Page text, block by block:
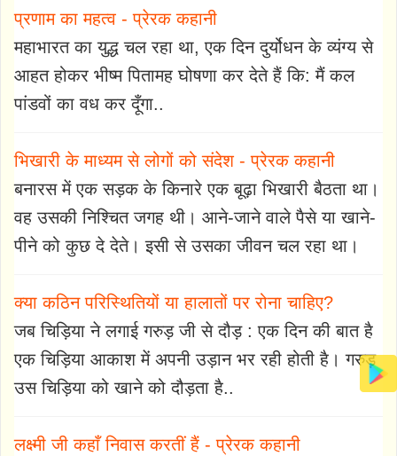
प्रणाम का महत्व - प्रेरक कहानी
महाभारत का युद्ध चल रहा था, एक दिन दुर्योधन के व्यंग्य से
आहत होकर भीष्म पितामह घोषणा कर देते हैं कि: मैं कल
पांडवों का वध कर दूँगा..
भिखारी के माध्यम से लोगों को संदेश - प्रेरक कहानी
बनारस में एक सड़क के किनारे एक बूढ़ा भिखारी बैठता था।
वह उसकी निश्चित जगह थी। आने-जाने वाले पैसे या खाने-
पीने को कुछ दे देते। इसी से उसका जीवन चल रहा था।
क्या कठिन परिस्थितियों या हालातों पर रोना चाहिए?
जब चिड़िया ने लगाई गरुड़ जी से दौड़ : एक दिन की बात है
एक चिड़िया आकाश में अपनी उड़ान भर रही होती है। गरुड़
उस चिड़िया को खाने को दौड़ता है..
लक्ष्मी जी कहाँ निवास करतीं हैं - प्रेरक कहानी